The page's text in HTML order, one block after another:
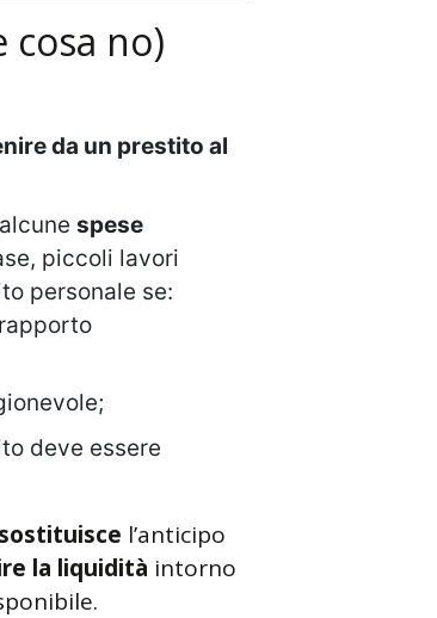
cosa no)
da un prestito al
spese
piccoli lavori
personale se:
deve essere
l’anticipo
la liquidità intorno